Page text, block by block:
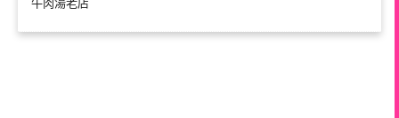
牛肉湯老店